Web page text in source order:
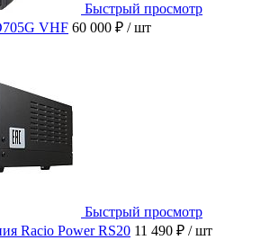
Быстрый просмотр
VHF 60 000 ₽ / шт
Быстрый просмотр
Racio Power RS20 11 490 ₽ / шт